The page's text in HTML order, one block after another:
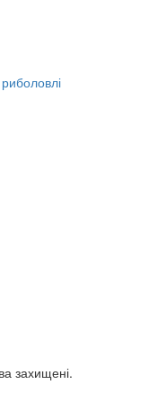
захищені.